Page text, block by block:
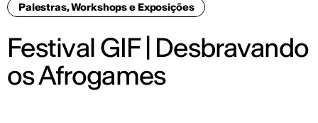
Palestras, Workshops e Exposições
Festival GIF | Desbravando
os Afrogames